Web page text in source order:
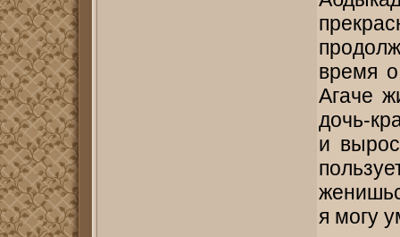
время
Агаче
дочь-
и
я могу